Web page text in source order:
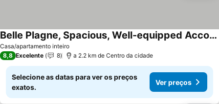
Casa/apartamento inteiro
Belle Plagne, Spacious, Well-equipped Accommodation At The Foot Of The Slopes
8,8 Excelente 8 a 2.2 km de Centro da cidade
Selecione as datas para ver os preços
exatos.
Ver preços